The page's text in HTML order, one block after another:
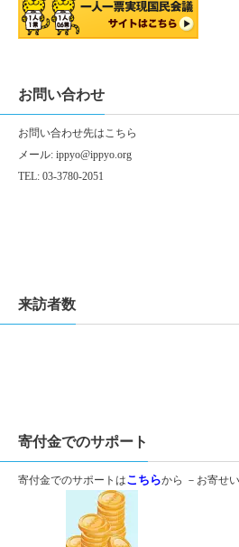
お問い合わせ
お問い合わせ先はこちら
メール: ippyo@ippyo.org
TEL: 03-3780-2051
来訪者数
寄付金でのサポート
寄付金でのサポートはこちらから －お寄せ